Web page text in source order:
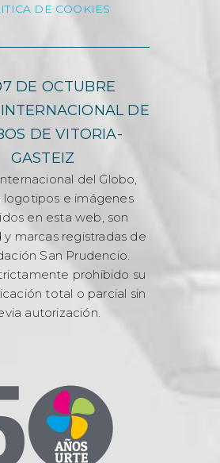
DE COOKIES
DE OCTUBRE
DE
DE VITORIA-
GASTEIZ
del Globo,
logotipos e imágenes
en esta web, son
marcas registradas de
San Prudencio.
prohibido su
total o parcial sin
autorización.